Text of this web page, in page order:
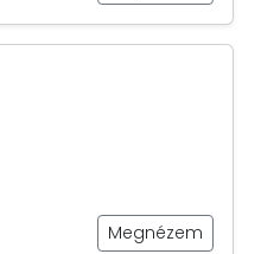
Megnézem